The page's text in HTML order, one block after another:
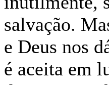
salvação.
e Deus nos
é aceita em